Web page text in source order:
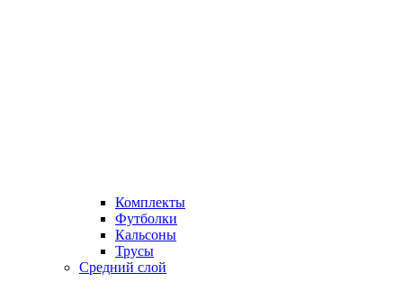
Комплекты
Футболки
Кальсоны
Трусы
Средний слой